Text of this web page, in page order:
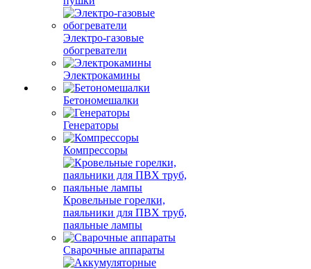
Электро-газовые
обогреватели
Электрокамины
Бетономешалки
Генераторы
Компрессоры
Кровельные горелки,
паяльники для ПВХ труб,
паяльные лампы
Сварочные аппараты